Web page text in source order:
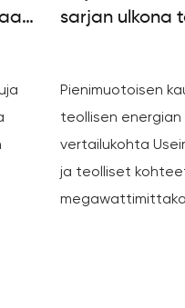
sarjan ulkona
Pienimuotoisen
teollisen energian
vertailukohta
ja teolliset